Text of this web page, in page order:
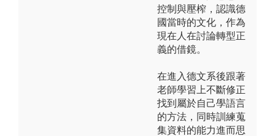
控制與壓榨，認識德
國當時的文化，作為
現在人在討論轉型正
義的借鏡。
在進入德文系後跟著
老師學習上不斷修正
找到屬於自己學語言
的方法，同時訓練蒐
集資料的能力進而思